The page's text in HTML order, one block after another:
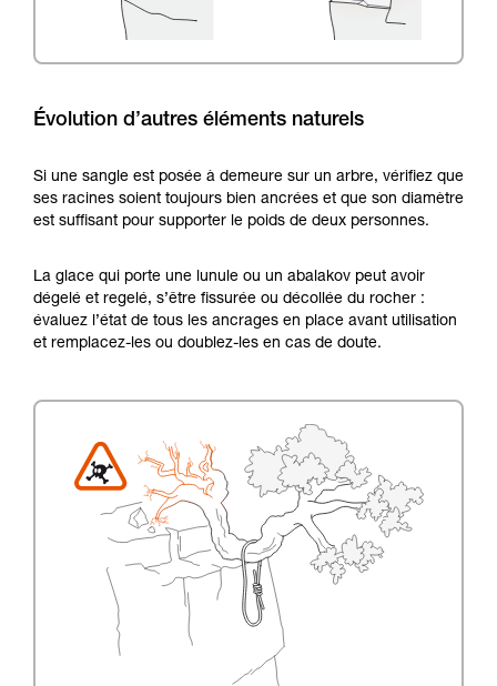
Évolution d’autres éléments naturels
Si une sangle est posée à demeure sur un arbre, vérifiez que
ses racines soient toujours bien ancrées et que son diamètre
est suffisant pour supporter le poids de deux personnes.
La glace qui porte une lunule ou un abalakov peut avoir
dégelé et regelé, s’être fissurée ou décollée du rocher :
évaluez l’état de tous les ancrages en place avant utilisation
et remplacez-les ou doublez-les en cas de doute.